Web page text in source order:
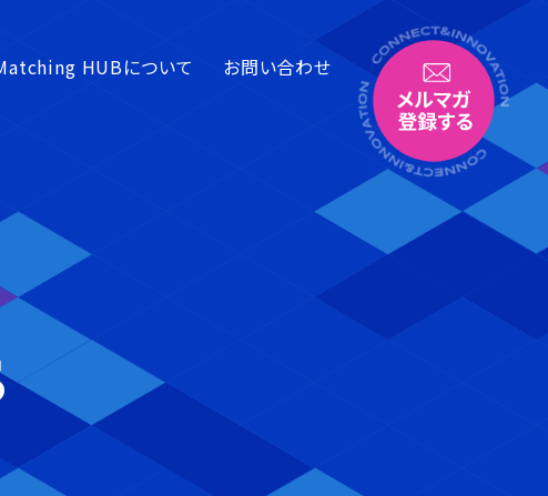
HUBについて お問い合わせ